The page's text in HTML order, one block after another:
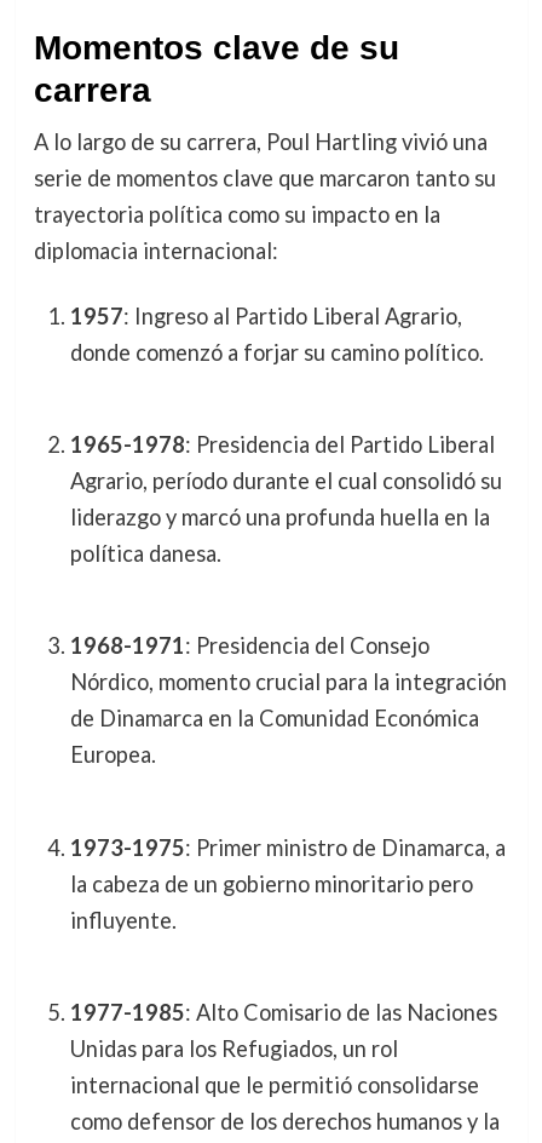
Momentos clave de su
carrera
A lo largo de su carrera, Poul Hartling vivió una
serie de momentos clave que marcaron tanto su
trayectoria política como su impacto en la
diplomacia internacional:
1957: Ingreso al Partido Liberal Agrario,
donde comenzó a forjar su camino político.
1965-1978: Presidencia del Partido Liberal
Agrario, período durante el cual consolidó su
liderazgo y marcó una profunda huella en la
política danesa.
1968-1971: Presidencia del Consejo
Nórdico, momento crucial para la integración
de Dinamarca en la Comunidad Económica
Europea.
1973-1975: Primer ministro de Dinamarca, a
la cabeza de un gobierno minoritario pero
influyente.
1977-1985: Alto Comisario de las Naciones
Unidas para los Refugiados, un rol
internacional que le permitió consolidarse
como defensor de los derechos humanos y la